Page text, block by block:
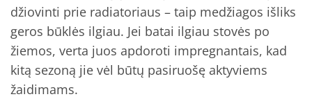
džiovinti prie radiatoriaus – taip medžiagos išliks
geros būklės ilgiau. Jei batai ilgiau stovės po
žiemos, verta juos apdoroti impregnantais, kad
kitą sezoną jie vėl būtų pasiruošę aktyviems
žaidimams.